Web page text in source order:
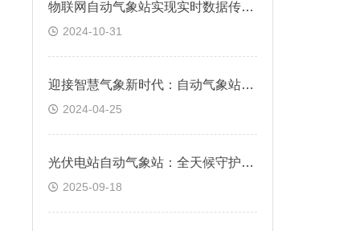
物联网自动气象站实现实时数据传输的智慧气象网络
2024-10-31
迎接智慧气象新时代：自动气象站哪个公司好？怎么选？
2024-04-25
光伏电站自动气象站：全天候守护，助力电站高效发电
2025-09-18